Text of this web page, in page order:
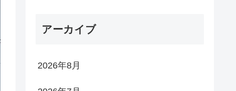
アーカイブ
2026年8月